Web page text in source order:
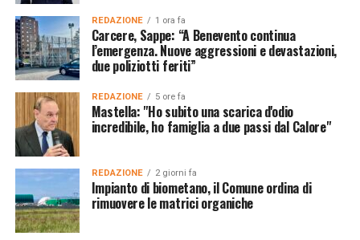
REDAZIONE 1 ora fa
Carcere, Sappe: “A Benevento continua
l’emergenza. Nuove aggressioni e devastazioni,
due poliziotti feriti”
REDAZIONE 5 ore fa
Mastella: "Ho subito una scarica d'odio
incredibile, ho famiglia a due passi dal Calore"
REDAZIONE 2 giorni fa
Impianto di biometano, il Comune ordina di
rimuovere le matrici organiche